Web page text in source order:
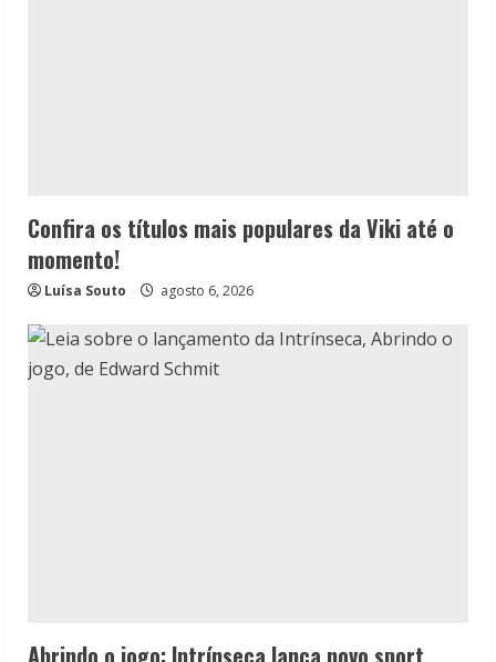
Confira os títulos mais populares da Viki até o
momento!
Luísa Souto agosto 6, 2026